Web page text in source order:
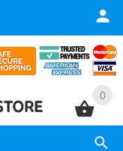
0
0